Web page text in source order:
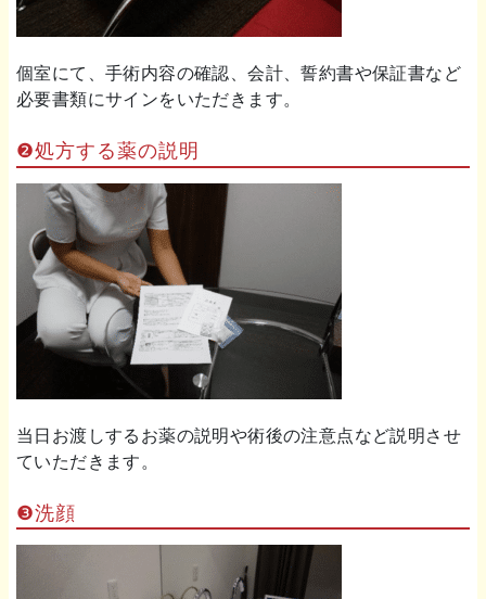
個室にて、手術内容の確認、会計、誓約書や保証書など
必要書類にサインをいただきます。
❷処方する薬の説明
当日お渡しするお薬の説明や術後の注意点など説明させ
ていただきます。
❸洗顔